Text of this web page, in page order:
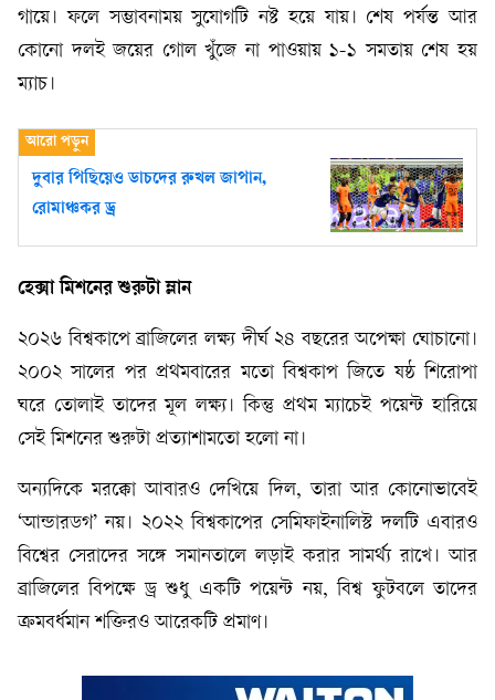
গায়ে। ফলে সম্ভাবনাময় সুযোগটি নষ্ট হয়ে যায়। শেষ পর্যন্ত আর
কোনো দলই জয়ের গোল খুঁজে না পাওয়ায় ১-১ সমতায় শেষ হয়
ম্যাচ।
দুবার পিছিয়েও ডাচদের রুখল জাপান,
রোমাঞ্চকর ড্র
হেক্সা মিশনের শুরুটা ম্লান
২০২৬ বিশ্বকাপে ব্রাজিলের লক্ষ্য দীর্ঘ ২৪ বছরের অপেক্ষা ঘোচানো।
২০০২ সালের পর প্রথমবারের মতো বিশ্বকাপ জিতে ষষ্ঠ শিরোপা
ঘরে তোলাই তাদের মূল লক্ষ্য। কিন্তু প্রথম ম্যাচেই পয়েন্ট হারিয়ে
সেই মিশনের শুরুটা প্রত্যাশামতো হলো না।
অন্যদিকে মরক্কো আবারও দেখিয়ে দিল, তারা আর কোনোভাবেই
‘আন্ডারডগ’ নয়। ২০২২ বিশ্বকাপের সেমিফাইনালিস্ট দলটি এবারও
বিশ্বের সেরাদের সঙ্গে সমানতালে লড়াই করার সামর্থ্য রাখে। আর
ব্রাজিলের বিপক্ষে ড্র শুধু একটি পয়েন্ট নয়, বিশ্ব ফুটবলে তাদের
ক্রমবর্ধমান শক্তিরও আরেকটি প্রমাণ।